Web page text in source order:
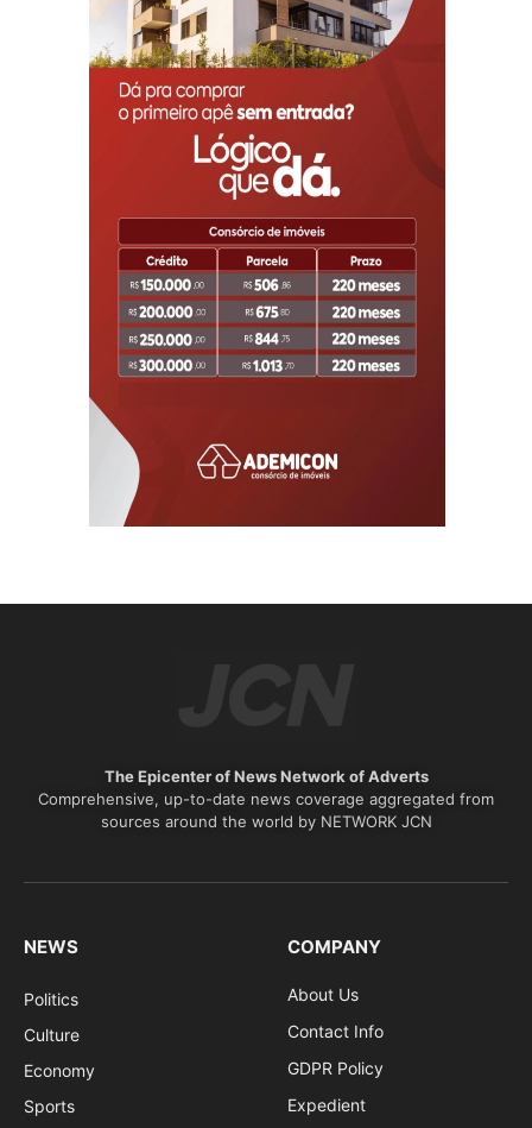
The Epicenter of News Network of Adverts
Comprehensive, up-to-date news coverage aggregated from
sources around the world by NETWORK JCN
NEWS
Politics
Culture
Economy
Sports
COMPANY
About Us
Contact Info
GDPR Policy
Expedient